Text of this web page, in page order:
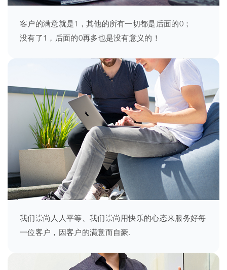
客户的满意就是1，其他的所有一切都是后面的0；
没有了1，后面的0再多也是没有意义的！
我们崇尚人人平等、我们崇尚用快乐的心态来服务好每
一位客户，因客户的满意而自豪.